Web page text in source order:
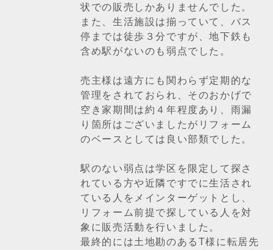
状での販売しかありませんでした。
また、生活施設は揃っていて、バス
停までは徒歩３分ですが、地下鉄も
含め駅がないのも弱点でした。
売主様は遠方にも関わらず定期的な
管理をされておられ、そのおかげで
空き家期間は約４年程度あり、雨漏
り箇所はございましたがリフォーム
のベースとしては良い部類でした。
駅のない弱点は学区を限定して探さ
れている方や近隣ですでに生活され
ている人をメインターゲットとし、
リフォーム前提で探している人を対
象に販売活動を行いました。
最終的には土地勘のあるT様に転居先